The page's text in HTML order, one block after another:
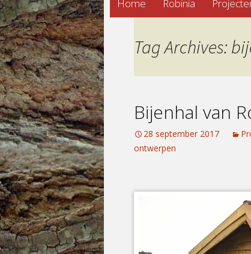
Home Robinia
Tag Archives:
Bijenhal van
28 september 2017
ontwerpen